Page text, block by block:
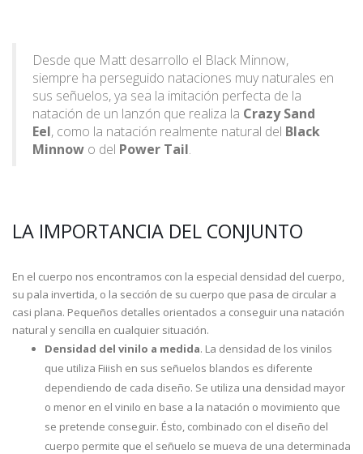
Desde que Matt desarrollo el Black Minnow,
siempre ha perseguido nataciones muy naturales en
sus señuelos, ya sea la imitación perfecta de la
natación de un lanzón que realiza la Crazy Sand
Eel, como la natación realmente natural del Black
Minnow o del Power Tail.
LA IMPORTANCIA DEL CONJUNTO
En el cuerpo nos encontramos con la especial densidad del cuerpo,
su pala invertida, o la sección de su cuerpo que pasa de circular a
casi plana. Pequeños detalles orientados a conseguir una natación
natural y sencilla en cualquier situación.
Densidad del vinilo a medida. La densidad de los vinilos
que utiliza Fiiish en sus señuelos blandos es diferente
dependiendo de cada diseño. Se utiliza una densidad mayor
o menor en el vinilo en base a la natación o movimiento que
se pretende conseguir. Ésto, combinado con el diseño del
cuerpo permite que el señuelo se mueva de una determinada